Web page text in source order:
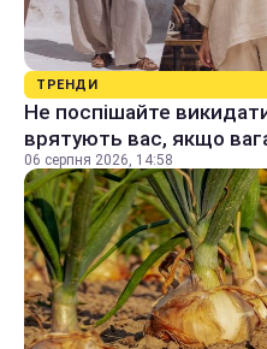
ТРЕНДИ
Не поспішайте
врятують вас, якщо
06 серпня 2026, 14:58